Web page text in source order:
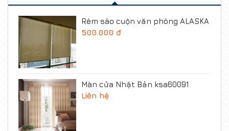
Rèm sáo cuộn văn phòng ALASKA
500.000 đ
Màn cửa Nhật Bản ksa60091
Liên hệ